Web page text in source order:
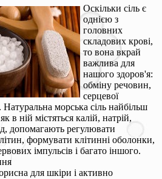
Оскільки сіль є
однією з
головних
складових крові,
то вона вкрай
важлива для
нашого здоров'я:
обміну речовин,
серцевої
Натуральна морська сіль найбільш
в ній містяться калій, натрій,
допомагають регулювати
формувати клітинні оболонки,
імпульсів і багато іншого.
для шкіри і активно